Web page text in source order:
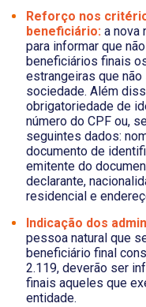
Reforço nos
beneficiário: a nova
para informar que
beneficiários finais
estrangeiras que
sociedade. Além
obrigatoriedade de
número do CPF ou,
seguintes dados:
documento de
emitente do
declarante,
residencial e
Indicação dos
pessoa natural que
beneficiário final
2.119, deverão ser
finais aqueles que
entidade.